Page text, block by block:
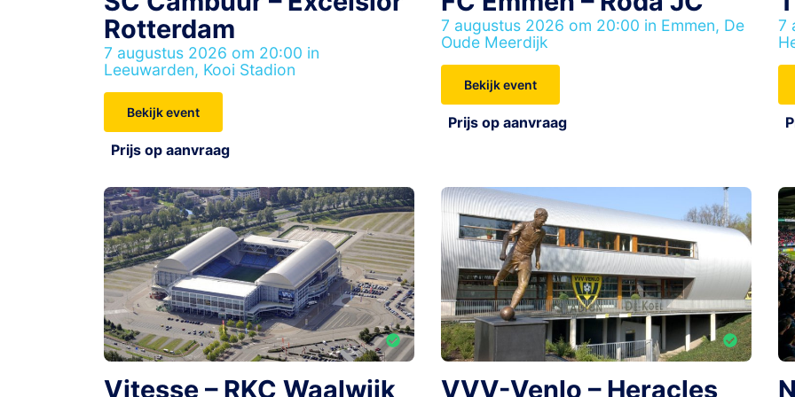
Rotterdam
7 augustus 2026 om 20:00 in
Leeuwarden, Kooi Stadion
Bekijk event
Prijs op aanvraag
7 augustus 2026 om 20:00 in Emmen, De
Oude Meerdijk
Bekijk event
Prijs op aanvraag
7
Vitesse – RKC Waalwijk VVV-Venlo – Heracles